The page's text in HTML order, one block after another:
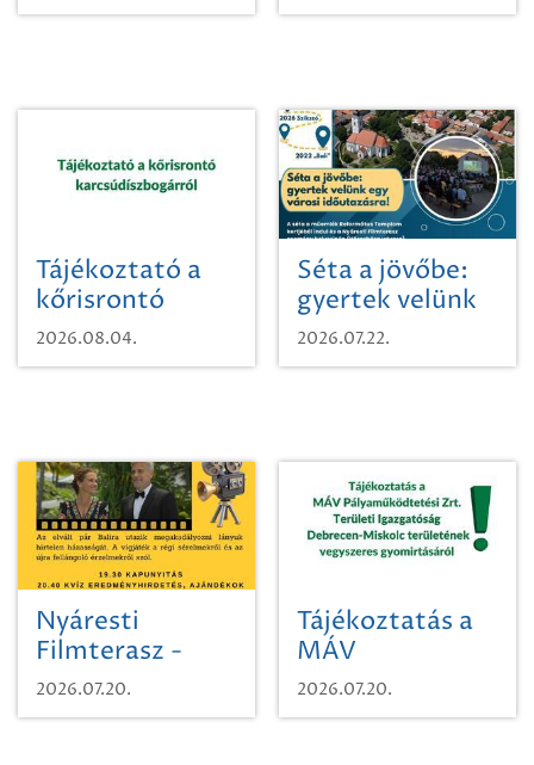
Tájékoztató a
kőrisrontó
karcsúdíszbogárról
2026.08.04.
Séta a jövőbe:
gyertek velünk
egy városi
időutazásra!
2026.07.22.
Nyáresti
Filmterasz -
Beugró a
Paradicsomba
2026.07.20.
Tájékoztatás a
MÁV
Pályaműködtetési
Zrt. Területi
2026.07.20.